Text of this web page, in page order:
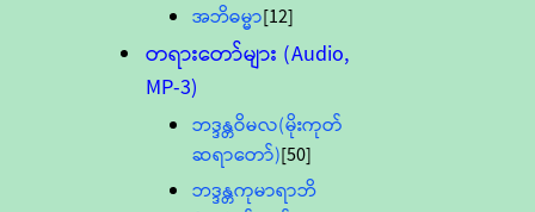
အဘိဓမ္မာ[12]
တရားတော်များ (Audio,
MP-3)
ဘဒ္ဒန္တဝိမလ(မိုးကုတ်
ဆရာတော်)[50]
ဘဒ္ဒန္တကုမာရာဘိ